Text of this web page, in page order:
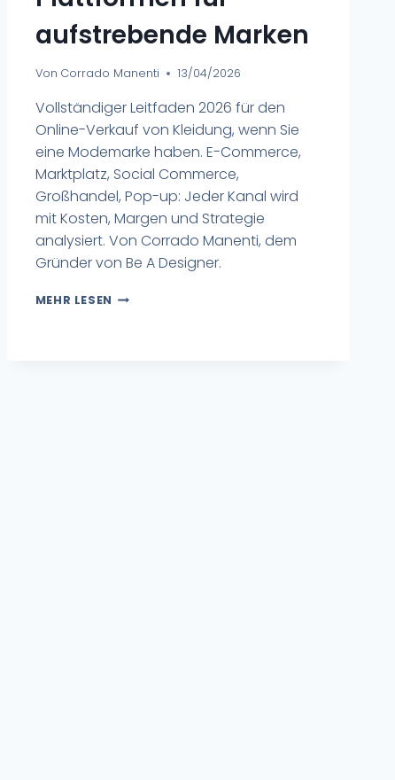
aufstrebende Marken
Von Corrado Manenti 13/04/2026
Vollständiger Leitfaden 2026 für den
Online-Verkauf von Kleidung, wenn Sie
eine Modemarke haben. E-Commerce,
Marktplatz, Social Commerce,
Großhandel, Pop-up: Jeder Kanal wird
mit Kosten, Margen und Strategie
analysiert. Von Corrado Manenti, dem
Gründer von Be A Designer.
MEHR LESEN